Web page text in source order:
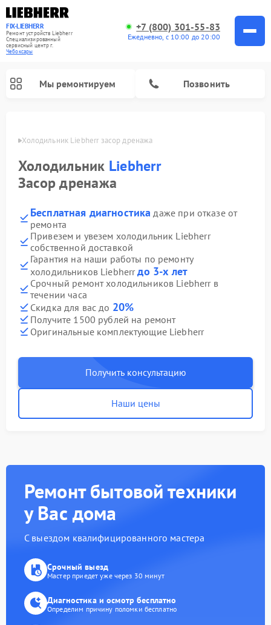
FIX-LIEBHERR
Ремонт устройств Liebherr
Специализированный
cервисный центр г.
Чебоксары
+7 (800) 301-55-83
Ежедневно, с 10:00 до 20:00
Мы ремонтируем Позвонить
Холодильник Liebherr засор дренажа
Холодильник Liebherr
Засор дренажа
Бесплатная диагностика даже при отказе от
ремонта
Привезем и увезем холодильник Liebherr
собственной доставкой
Гарантия на наши работы по ремонту
холодильников Liebherrдо 3-х лет
Срочный ремонт холодильников Liebherr в
течении часа
Скидка для вас до 20%
Получите 1500 рублей на ремонт
Оригинальные комплектующие Liebherr
Получить консультацию
Наши цены
Ремонт бытовой техники
у Вас дома
С выездом квалифицированного мастера
Срочный выезд
Мастер приедет уже через 30 минут
Диагностика и осмотр бесплатно
Определим причину поломки бесплатно